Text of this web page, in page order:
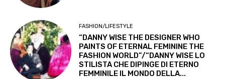
FASHION/LIFESTYLE
“DANNY WISE THE DESIGNER WHO
PAINTS OF ETERNAL FEMININE THE
FASHION WORLD”/“DANNY WISE LO
STILISTA CHE DIPINGE DI ETERNO
FEMMINILE IL MONDO DELLA...